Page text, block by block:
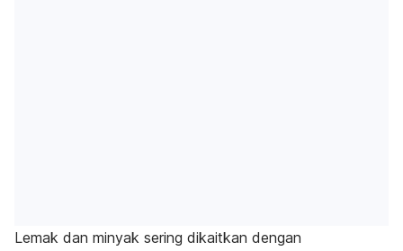
Lemak dan minyak sering dikaitkan dengan